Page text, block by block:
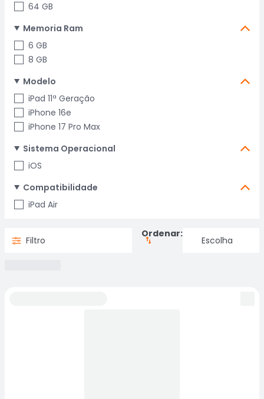
64 GB
Memoria Ram
6 GB
8 GB
Modelo
iPad 11ª Geração
iPhone 16e
iPhone 17 Pro Max
Sistema Operacional
iOS
Compatibilidade
iPad Air
Filtro
Ordenar: